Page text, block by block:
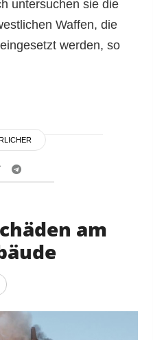
untersuchen sie die
Waffen, die
werden, so
am